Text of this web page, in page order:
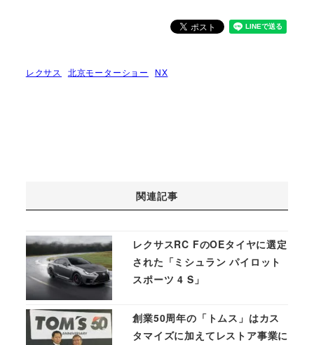
レクサス 北京モーターショー NX
関連記事
レクサスRC FのOEタイヤに選定
された「ミシュラン パイロット
スポーツ 4 S」
創業50周年の「トムス」はカス
タマイズに加えてレストア事業に